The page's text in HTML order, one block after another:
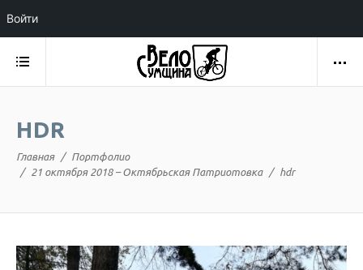
HDR
Главная
Портфолио
21 октября 2018 – Октябрьская Патриотовка
hdr
Войти